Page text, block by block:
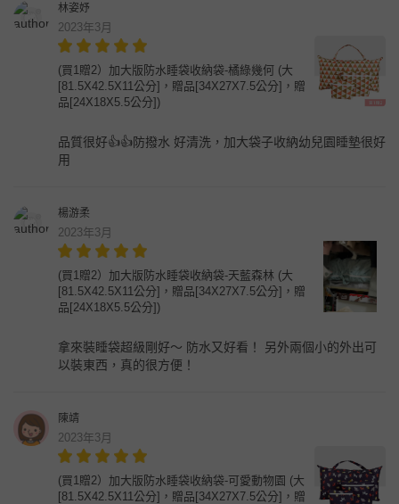
林姿妤
2023年3月
(買1贈2）加大版防水睡袋收納袋-橘綠幾何 (大
[81.5X42.5X11公分]，贈品[34X27X7.5公分]，贈
品[24X18X5.5公分])
品質很好👍👍防撥水 好清洗，加大袋子收納幼兒園睡墊很好
用
楊游柔
2023年3月
(買1贈2）加大版防水睡袋收納袋-天藍森林 (大
[81.5X42.5X11公分]，贈品[34X27X7.5公分]，贈
品[24X18X5.5公分])
拿來裝睡袋超級剛好～ 防水又好看！ 另外兩個小的外出可
以裝東西，真的很方便！
陳靖
2023年3月
(買1贈2）加大版防水睡袋收納袋-可愛動物園 (大
[81.5X42.5X11公分]，贈品[34X27X7.5公分]，贈